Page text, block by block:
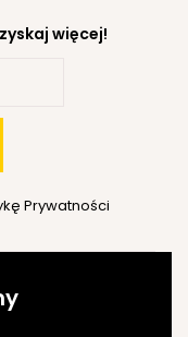
więcej!
Prywatności